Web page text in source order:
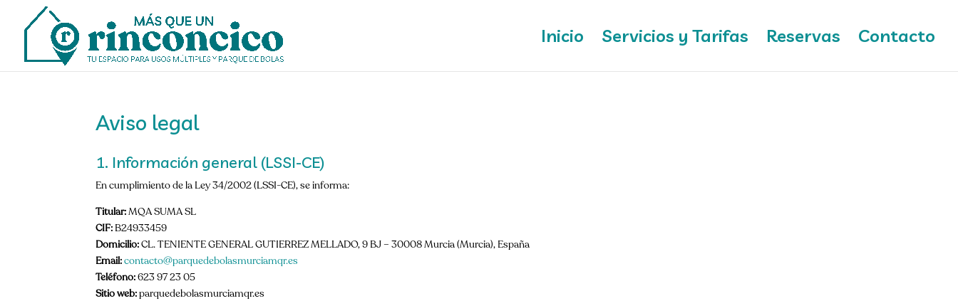
Inicio Servicios y Tarifas Reservas Contacto
Aviso legal
1. Información general (LSSI-CE)
En cumplimiento de la Ley 34/2002 (LSSI-CE), se informa:
Titular:MQA SUMA SL
CIF: B24933459
Domicilio:CL. TENIENTE GENERAL GUTIERREZ MELLADO, 9 BJ – 30008 Murcia (Murcia), España
Email:contacto@parquedebolasmurciamqr.es
Teléfono:623 97 23 05
Sitio web:parquedebolasmurciamqr.es